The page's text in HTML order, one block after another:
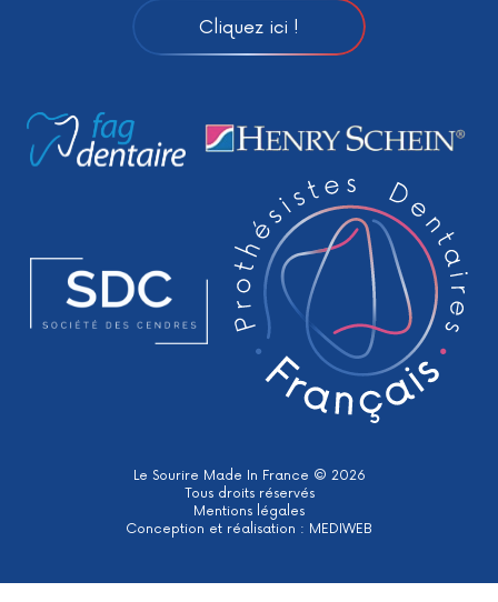
Cliquez ici !
Le Sourire Made In France © 2026
Tous droits réservés
Mentions légales
Conception et réalisation : MEDIWEB